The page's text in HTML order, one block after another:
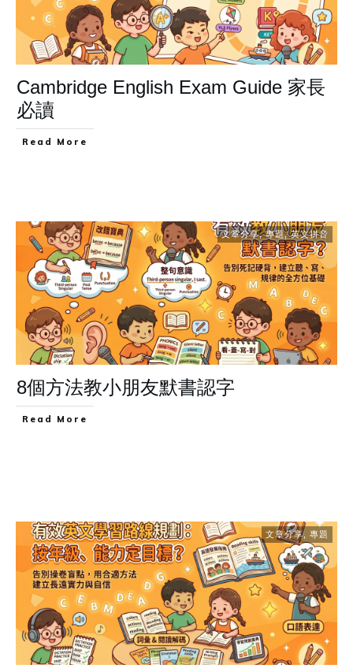
Cambridge English Exam Guide 家長
必讀
Read More
文章分享,專題,英文拼音
8個方法教小朋友默書認字
Read More
文章分享, 專題